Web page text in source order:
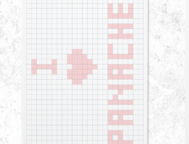
HÔTEL PANACHE